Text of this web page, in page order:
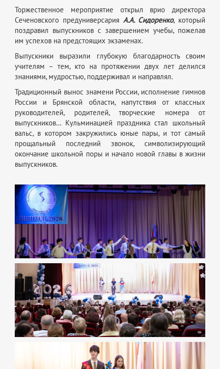
Торжественное мероприятие открыл врио директора
Сеченовского предуниверсария А.А. Сидоренко, который
поздравил выпускников с завершением учебы, пожелав
им успехов на предстоящих экзаменах.
Выпускники выразили глубокую благодарность своим
учителям – тем, кто на протяжении двух лет делился
знаниями, мудростью, поддерживал и направлял.
Традиционный вынос знамени России, исполнение гимнов
России и Брянской области, напутствия от классных
руководителей, родителей, творческие номера от
выпускников… Кульминацией праздника стал школьный
вальс, в котором закружились юные пары, и тот самый
прощальный последний звонок, символизирующий
окончание школьной поры и начало новой главы в жизни
выпускников.